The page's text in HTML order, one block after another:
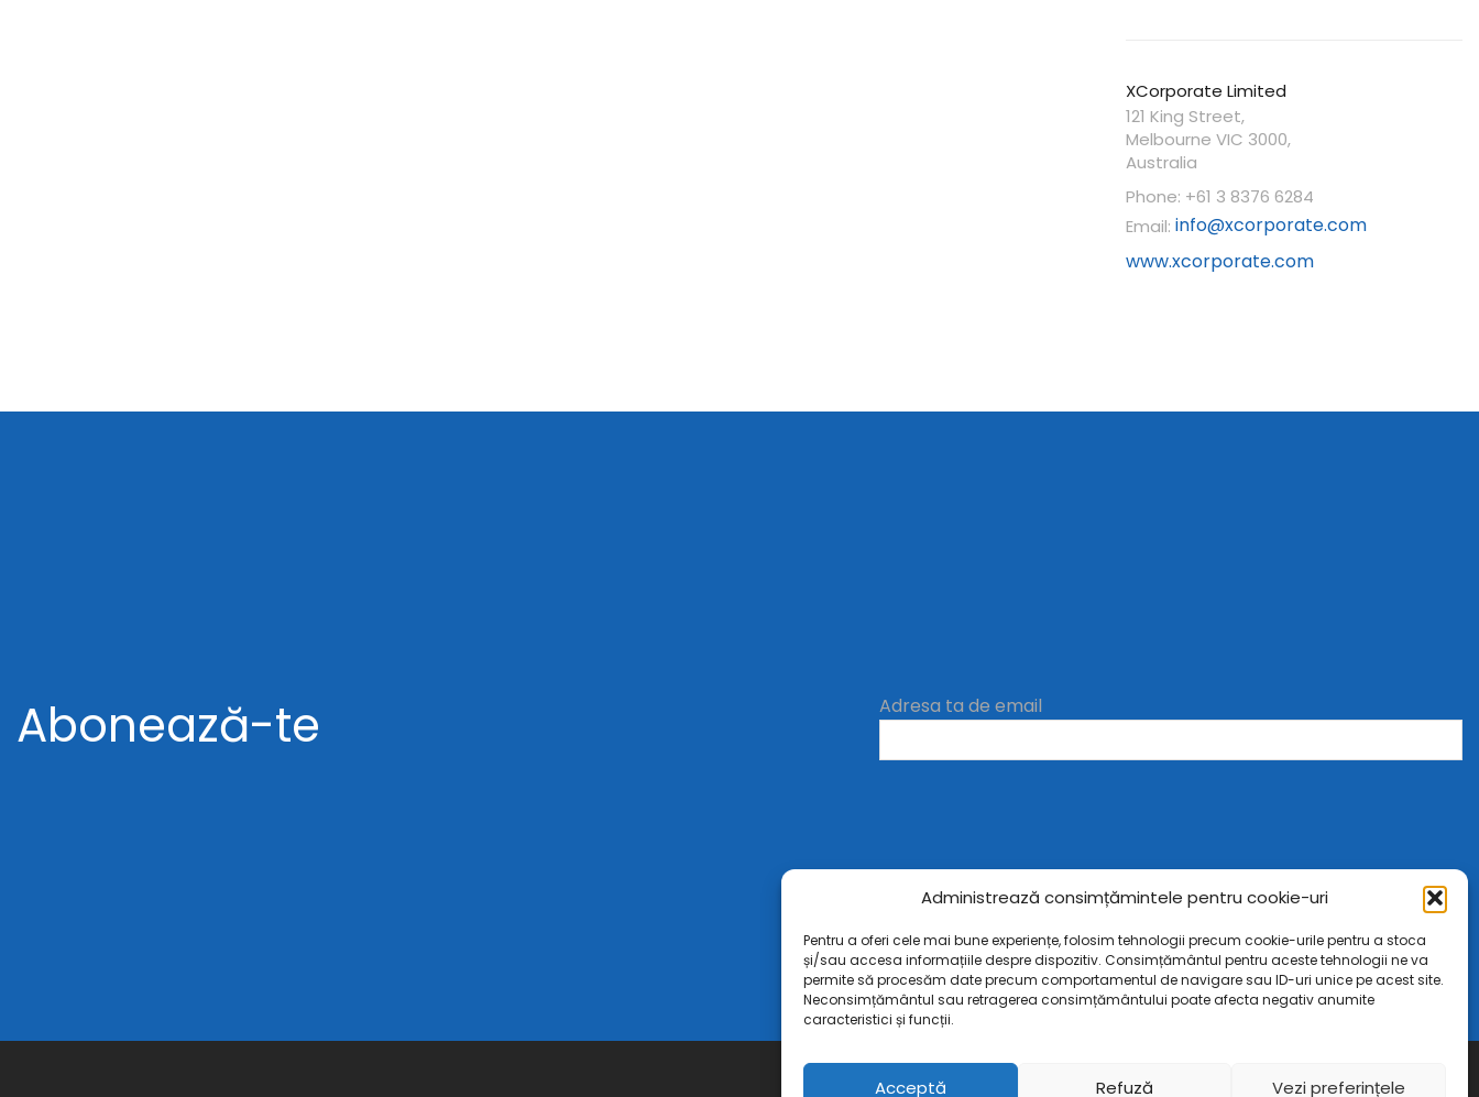
Administrează consimțămintele pentru cookie-uri
Pentru a oferi cele mai bune experiențe, folosim tehnologii precum cookie-urile pentru a stoca
și/sau accesa informațiile despre dispozitiv. Consimțământul pentru aceste tehnologii ne va
permite să procesăm date precum comportamentul de navigare sau ID-uri unice pe acest site.
Neconsimțământul sau retragerea consimțământului poate afecta negativ anumite
caracteristici și funcții.
Acceptă Refuză Vezi preferințele
XCorporate Limited
121 King Street,
Melbourne VIC 3000,
Australia
Phone: +61 3 8376 6284
Email: info@xcorporate.com
www.xcorporate.com
Abonează-te Adresa ta de email